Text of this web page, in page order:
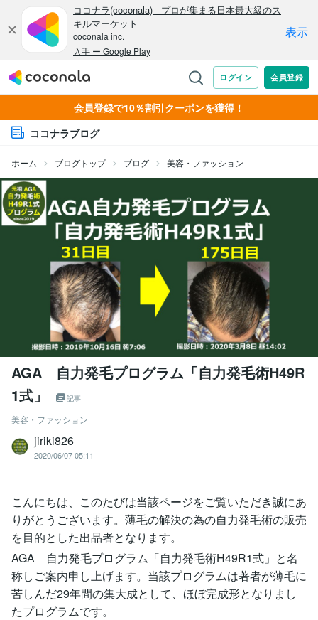
会員登録で10％割引クーポンを獲得！
ココナラブログ
ホーム ブログトップ ブログ 美容・ファッション
AGA 自力発毛プログラム「自力発毛術H49R
1式」
記事
美容・ファッション
jiriki826
2020/06/07 05:11
こんにちは、このたびは当該ページをご覧いただき誠にあ
りがとうございます。薄毛の解決の為の自力発毛術の販売
を目的とした出品者となります。
AGA 自力発毛プログラム「自力発毛術H49R1式」と名
称しご案内申し上げます。当該プログラムは著者が薄毛に
苦しんだ29年間の集大成として、ほぼ完成形となりまし
たプログラムです。